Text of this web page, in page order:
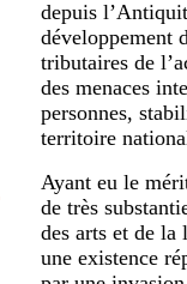
depuis
développement
tributaires de
des menaces
personnes,
territoire
Ayant eu le
de très
des arts et de la
une existence